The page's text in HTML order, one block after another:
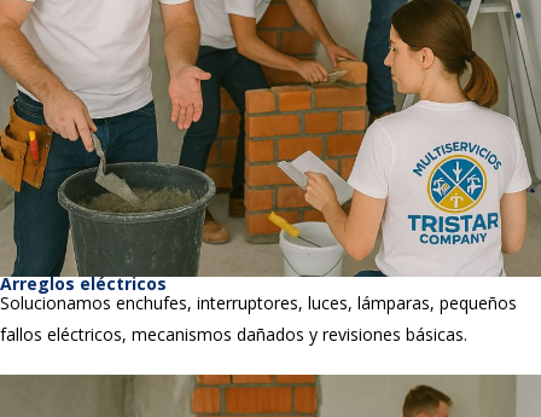
Arreglos eléctricos
Solucionamos enchufes, interruptores, luces, lámparas, pequeños
fallos eléctricos, mecanismos dañados y revisiones básicas.